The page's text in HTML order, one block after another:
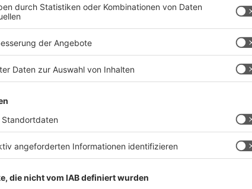
Anzeige
Hier ist die gesamte Top Ten (Stand Februar 2025), mit den
Statista) :
8,6
Cocomelon & Nursery Rhymes -
"Wheels On The Bus":
LooLoo Kids - "Johny Johny Yes Papa"
7 Milliarden
Cocomelon & Nursery Rhymes -
6,9
6,5
Ed Sheeran -"Shape Of You":6,4 Milliarden Aufrufe